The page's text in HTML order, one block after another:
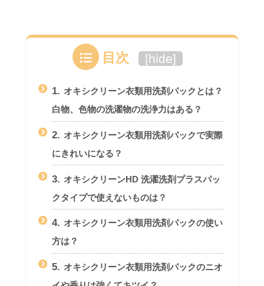
目次 [hide]
1. オキシクリーン衣類用洗剤パックとは？
白物、色物の洗濯物の洗浄力はある？
2. オキシクリーン衣類用洗剤パックで実際
にきれいになる？
3. オキシクリーンHD 洗濯洗剤プラスパッ
クタイプで使えないものは？
4. オキシクリーン衣類用洗剤パックの使い
方は？
5. オキシクリーン衣類用洗剤パックのニオ